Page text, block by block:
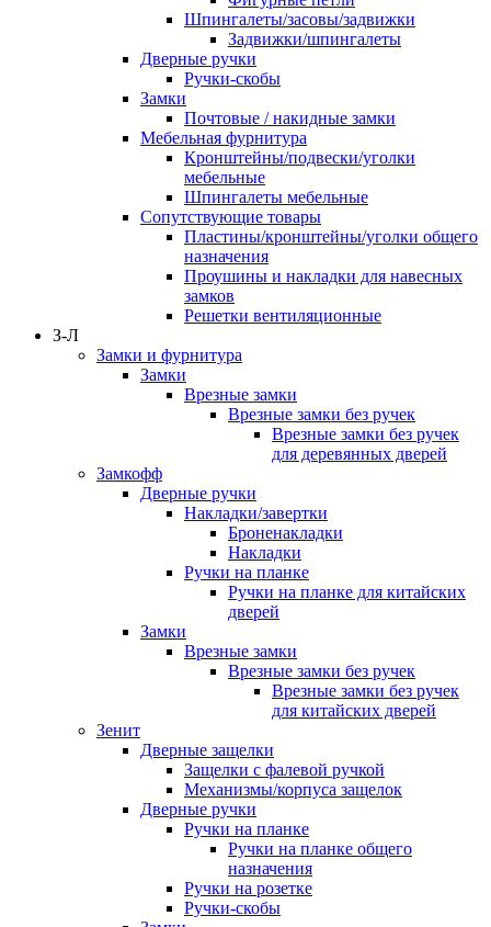
Шпингалеты/засовы/задвижки
Задвижки/шпингалеты
Дверные ручки
Ручки-скобы
Замки
Почтовые / накидные замки
Мебельная фурнитура
Кронштейны/подвески/уголки
мебельные
Шпингалеты мебельные
Сопутствующие товары
Пластины/кронштейны/уголки общего
назначения
Проушины и накладки для навесных
замков
Решетки вентиляционные
З-Л
Замки и фурнитура
Замки
Врезные замки
Врезные замки без ручек
Врезные замки без ручек
для деревянных дверей
Замкофф
Дверные ручки
Накладки/завертки
Броненакладки
Накладки
Ручки на планке
Ручки на планке для китайских
дверей
Замки
Врезные замки
Врезные замки без ручек
Врезные замки без ручек
для китайских дверей
Зенит
Дверные защелки
Защелки с фалевой ручкой
Механизмы/корпуса защелок
Дверные ручки
Ручки на планке
Ручки на планке общего
назначения
Ручки на розетке
Ручки-скобы